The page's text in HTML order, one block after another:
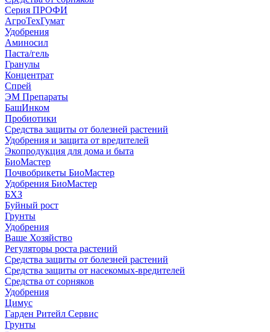
Серия ПРОФИ
АгроТехГумат
Удобрения
Аминосил
Паста/гель
Гранулы
Концентрат
Спрей
ЭМ Препараты
БашИнком
Пробиотики
Средства защиты от болезней растений
Удобрения и защита от вредителей
Экопродукция для дома и быта
БиоМастер
Почвобрикеты БиоМастер
Удобрения БиоМастер
БХЗ
Буйный рост
Грунты
Удобрения
Ваше Хозяйство
Регуляторы роста растений
Средства защиты от болезней растений
Средства защиты от насекомых-вредителей
Средства от сорняков
Удобрения
Цимус
Гарден Ритейл Сервис
Грунты